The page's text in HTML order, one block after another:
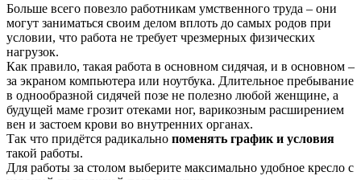
Больше всего повезло работникам умственного труда – они
могут заниматься своим делом вплоть до самых родов при
условии, что работа не требует чрезмерных физических
нагрузок.
Как правило, такая работа в основном сидячая, и в основном –
за экраном компьютера или ноутбука. Длительное пребывание
в однообразной сидячей позе не полезно любой женщине, а
будущей маме грозит отеками ног, варикозным расширением
вен и застоем крови во внутренних органах.
Так что придётся радикально поменять график и условия
такой работы.
Для работы за столом выберите максимально удобное кресло с